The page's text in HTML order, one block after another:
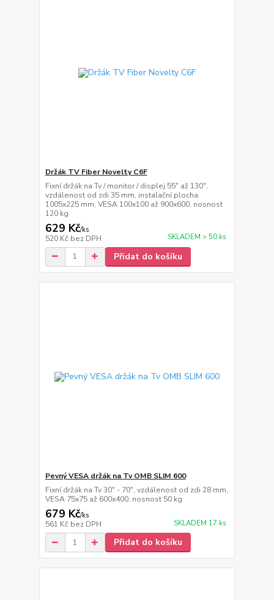
Držák TV Fiber Novelty C6F
Fixní držák na Tv / monitor / displej 55" až 130",
vzdálenost od zdi 35 mm, instalační plocha
1005x225 mm, VESA 100x100 až 900x600, nosnost
120 kg
629 Kč/ks
520 Kč bez DPH SKLADEM > 50 ks
Přidat do košíku
Pevný VESA držák na Tv OMB SLIM 600
Fixní držák na Tv 30" - 70", vzdálenost od zdi 28 mm,
VESA 75x75 až 600x400, nosnost 50 kg
679 Kč/ks
561 Kč bez DPH SKLADEM 17 ks
Přidat do košíku